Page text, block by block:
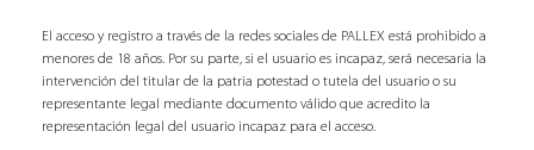
El acceso y registro a través de la redes sociales de PALLEX está prohibido a
menores de 18 años. Por su parte, si el usuario es incapaz, será necesaria la
intervención del titular de la patria potestad o tutela del usuario o su
representante legal mediante documento válido que acredito la
representación legal del usuario incapaz para el acceso.